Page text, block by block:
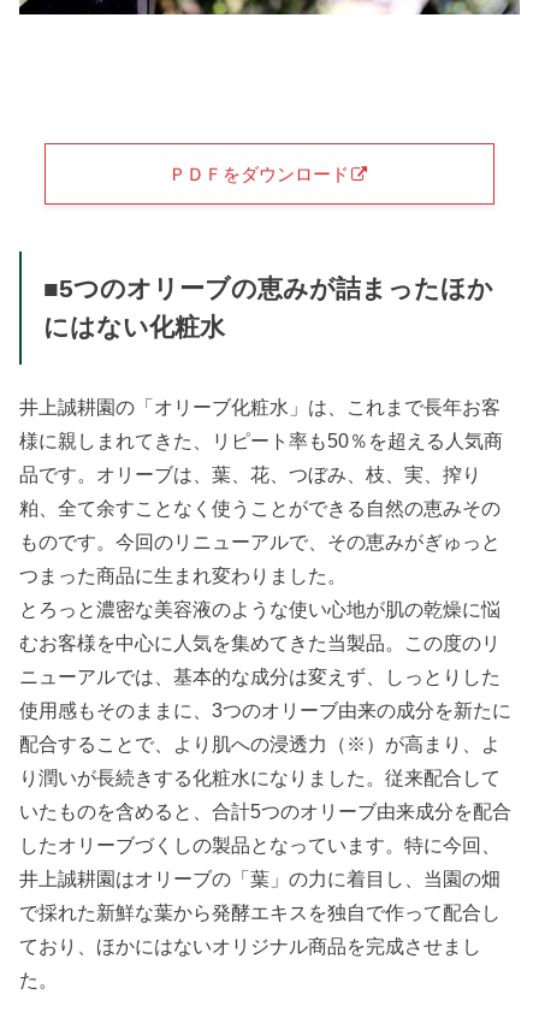
ＰＤＦをダウンロード
■5つのオリーブの恵みが詰まったほか
にはない化粧水
井上誠耕園の「オリーブ化粧水」は、これまで長年お客
様に親しまれてきた、リピート率も50％を超える人気商
品です。オリーブは、葉、花、つぼみ、枝、実、搾り
粕、全て余すことなく使うことができる自然の恵みその
ものです。今回のリニューアルで、その恵みがぎゅっと
つまった商品に生まれ変わりました。
とろっと濃密な美容液のような使い心地が肌の乾燥に悩
むお客様を中心に人気を集めてきた当製品。この度のリ
ニューアルでは、基本的な成分は変えず、しっとりした
使用感もそのままに、3つのオリーブ由来の成分を新たに
配合することで、より肌への浸透力（※）が高まり、よ
り潤いが長続きする化粧水になりました。従来配合して
いたものを含めると、合計5つのオリーブ由来成分を配合
したオリーブづくしの製品となっています。特に今回、
井上誠耕園はオリーブの「葉」の力に着目し、当園の畑
で採れた新鮮な葉から発酵エキスを独自で作って配合し
ており、ほかにはないオリジナル商品を完成させまし
た。